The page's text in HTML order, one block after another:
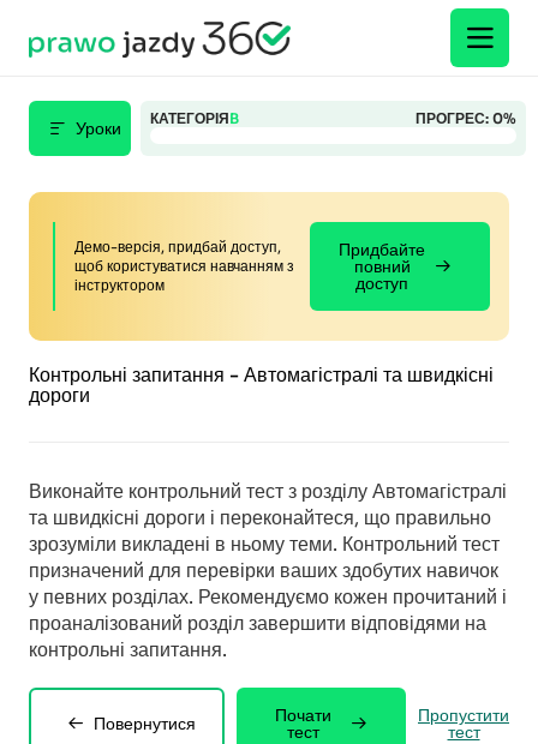
Уроки КАТЕГОРІЯB ПРОГРЕС: 0%
Демо-версія, придбай доступ,
щоб користуватися навчанням з
інструктором
Придбайте
повний
доступ
Контрольні запитання - Автомагістралі та швидкісні
дороги
Виконайте контрольний тест з розділу Автомагістралі
та швидкісні дороги і переконайтеся, що правильно
зрозуміли викладені в ньому теми. Контрольний тест
призначений для перевірки ваших здобутих навичок
у певних розділах. Рекомендуємо кожен прочитаний і
проаналізований розділ завершити відповідями на
контрольні запитання.
Повернутися Почати
тест
Пропустити
тест